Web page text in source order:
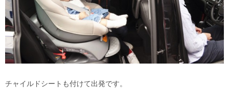
チャイルドシートも付けて出発です。